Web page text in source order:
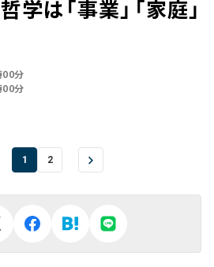
は「事業」「家庭」
分
分
1 2